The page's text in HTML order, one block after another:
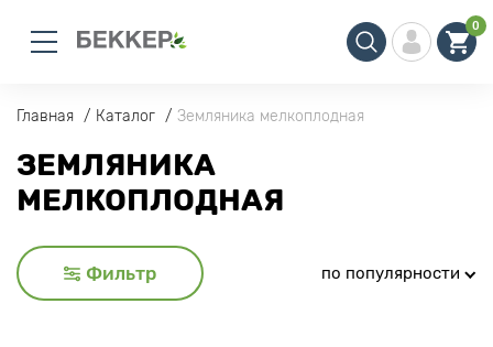
0
Главная Каталог Земляника мелкоплодная
ЗЕМЛЯНИКА
МЕЛКОПЛОДНАЯ
Фильтр по популярности